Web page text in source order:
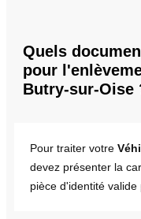
Quels
pour
Butry-sur-Oise
Pour traiter votre
devez présenter la
pièce d'identité valide